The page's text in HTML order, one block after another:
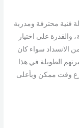
فنية محترفة ومدربة
والقدرة على اختيار
الانسداد سواء كان
الطويلة في هذا
وقت ممكن وبأعلى